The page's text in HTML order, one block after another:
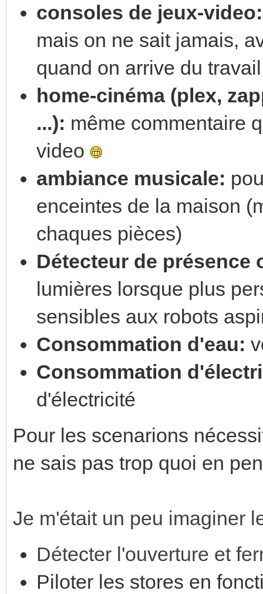
consoles de jeux-video:
mais on ne sait jamais,
quand on arrive du
home-cinéma (plex,
...): même commentaire
video
ambiance musicale:
enceintes de la maison
chaques pièces)
Détecteur de présence
lumières lorsque plus
sensibles aux robots
Consommation d'eau:
Consommation
d'électricité
Pour les scenarions
ne sais pas trop quoi en
Je m'était un peu imaginer
Détecter l'ouverture et
Piloter les stores en